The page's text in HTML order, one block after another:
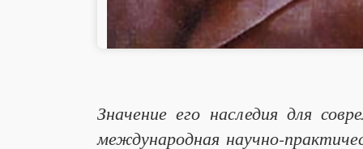
Значение его наследия для
международная научно-